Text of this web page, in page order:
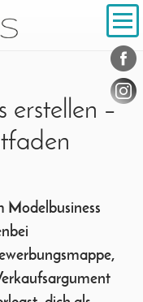
erstellen –
Modelbusiness